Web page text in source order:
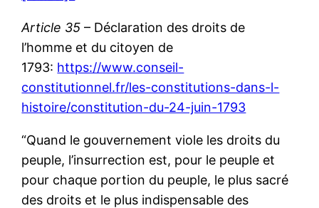
Article 35 – Déclaration des droits de
l’homme et du citoyen de
1793: https://www.conseil-
constitutionnel.fr/les-constitutions-dans-l-
histoire/constitution-du-24-juin-1793
“Quand le gouvernement viole les droits du
peuple, l’insurrection est, pour le peuple et
pour chaque portion du peuple, le plus sacré
des droits et le plus indispensable des